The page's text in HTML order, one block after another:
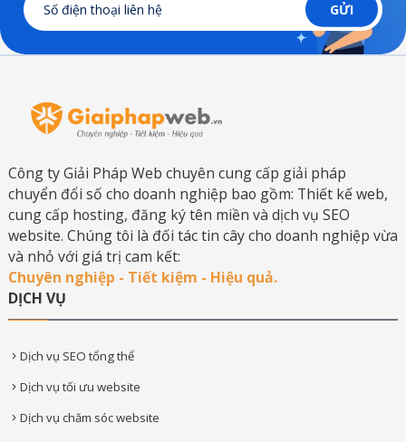
Công ty Giải Pháp Web chuyên cung cấp giải pháp
chuyển đổi số cho doanh nghiệp bao gồm: Thiết kế web,
cung cấp hosting, đăng ký tên miền và dịch vụ SEO
website. Chúng tôi là đối tác tin cây cho doanh nghiệp vừa
và nhỏ với giá trị cam kết:
Chuyên nghiệp - Tiết kiệm - Hiệu quả.
DỊCH VỤ
Dịch vụ SEO tổng thể
Dịch vụ tối ưu website
Dịch vụ chăm sóc website